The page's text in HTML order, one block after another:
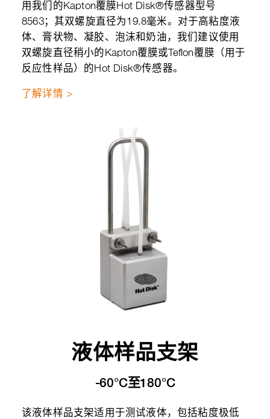
用我们的Kapton覆膜Hot Disk®传感器型号
8563；其双螺旋直径为19.8毫米。对于高粘度液
体、膏状物、凝胶、泡沫和奶油，我们建议使用
双螺旋直径稍小的Kapton覆膜或Teflon覆膜（用于
反应性样品）的Hot Disk®传感器。
了解详情 >
液体样品支架
-60°C至180°C
该液体样品支架适用于测试液体，包括粘度极低